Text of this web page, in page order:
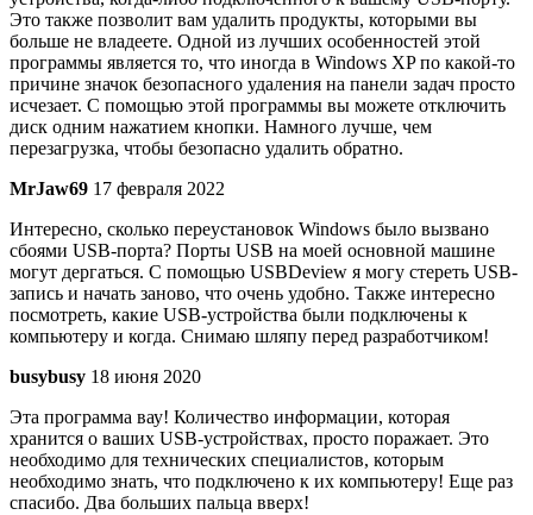
Это также позволит вам удалить продукты, которыми вы
больше не владеете. Одной из лучших особенностей этой
программы является то, что иногда в Windows XP по какой-то
причине значок безопасного удаления на панели задач просто
исчезает. С помощью этой программы вы можете отключить
диск одним нажатием кнопки. Намного лучше, чем
перезагрузка, чтобы безопасно удалить обратно.
MrJaw69 17 февраля 2022
Интересно, сколько переустановок Windows было вызвано
сбоями USB-порта? Порты USB на моей основной машине
могут дергаться. С помощью USBDeview я могу стереть USB-
запись и начать заново, что очень удобно. Также интересно
посмотреть, какие USB-устройства были подключены к
компьютеру и когда. Снимаю шляпу перед разработчиком!
busybusy 18 июня 2020
Эта программа вау! Количество информации, которая
хранится о ваших USB-устройствах, просто поражает. Это
необходимо для технических специалистов, которым
необходимо знать, что подключено к их компьютеру! Еще раз
спасибо. Два больших пальца вверх!